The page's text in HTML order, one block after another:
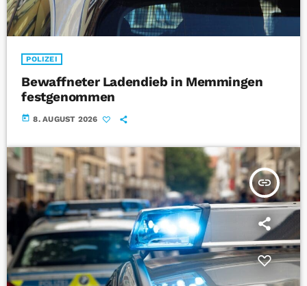
POLIZEI
Bewaffneter Ladendieb in Memmingen
festgenommen
today 8. AUGUST 2026
insert_link